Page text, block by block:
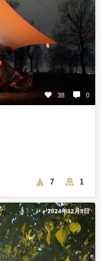
38 0
7 1
2024年12月9日